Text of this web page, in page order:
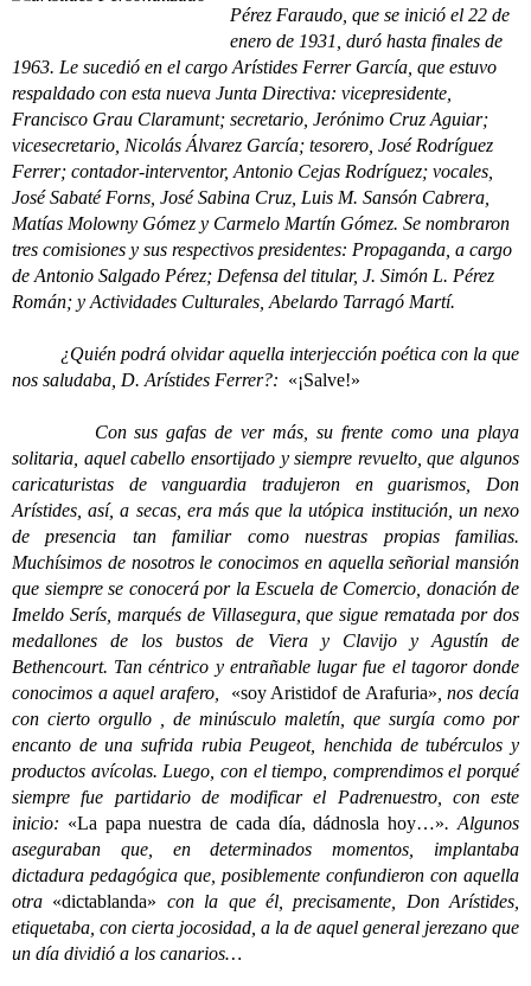
Pérez Faraudo, que se inició el 22 de
enero de 1931, duró hasta finales de
1963. Le sucedió en el cargo Arístides Ferrer García, que estuvo
respaldado con esta nueva Junta Directiva: vicepresidente,
Francisco Grau Claramunt; secretario, Jerónimo Cruz Aguiar;
vicesecretario, Nicolás Álvarez García; tesorero, José Rodríguez
Ferrer; contador-interventor, Antonio Cejas Rodríguez; vocales,
José Sabaté Forns, José Sabina Cruz, Luis M. Sansón Cabrera,
Matías Molowny Gómez y Carmelo Martín Gómez. Se nombraron
tres comisiones y sus respectivos presidentes: Propaganda, a cargo
de Antonio Salgado Pérez; Defensa del titular, J. Simón L. Pérez
Román; y Actividades Culturales, Abelardo Tarragó Martí.
¿Quién podrá olvidar aquella interjección poética con la que
nos saludaba, D. Arístides Ferrer?: «¡Salve!»
Con sus gafas de ver más, su frente como una playa
solitaria, aquel cabello ensortijado y siempre revuelto, que algunos
caricaturistas de vanguardia tradujeron en guarismos, Don
Arístides, así, a secas, era más que la utópica institución, un nexo
de presencia tan familiar como nuestras propias familias.
Muchísimos de nosotros le conocimos en aquella señorial mansión
que siempre se conocerá por la Escuela de Comercio, donación de
Imeldo Serís, marqués de Villasegura, que sigue rematada por dos
medallones de los bustos de Viera y Clavijo y Agustín de
Bethencourt. Tan céntrico y entrañable lugar fue el tagoror donde
conocimos a aquel arafero, «soy Aristidof de Arafuria» , nos decía
con cierto orgullo , de minúsculo maletín, que surgía como por
encanto de una sufrida rubia Peugeot, henchida de tubérculos y
productos avícolas. Luego, con el tiempo, comprendimos el porqué
siempre fue partidario de modificar el Padrenuestro, con este
inicio: «La papa nuestra de cada día, dádnosla hoy…». Algunos
aseguraban que, en determinados momentos, implantaba
dictadura pedagógica que, posiblemente confundieron con aquella
otra «dictablanda» con la que él, precisamente, Don Arístides,
etiquetaba, con cierta jocosidad, a la de aquel general jerezano que
un día dividió a los canarios…